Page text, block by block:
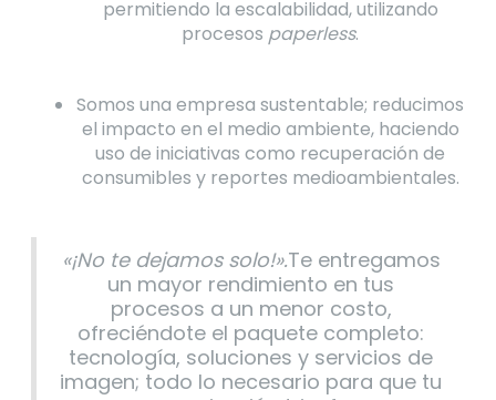
permitiendo la escalabilidad, utilizando
procesos paperless.
Somos una empresa sustentable; reducimos
el impacto en el medio ambiente, haciendo
uso de iniciativas como recuperación de
consumibles y reportes medioambientales.
«¡No te dejamos solo!».Te entregamos
un mayor rendimiento en tus
procesos a un menor costo,
ofreciéndote el paquete completo:
tecnología, soluciones y servicios de
imagen; todo lo necesario para que tu